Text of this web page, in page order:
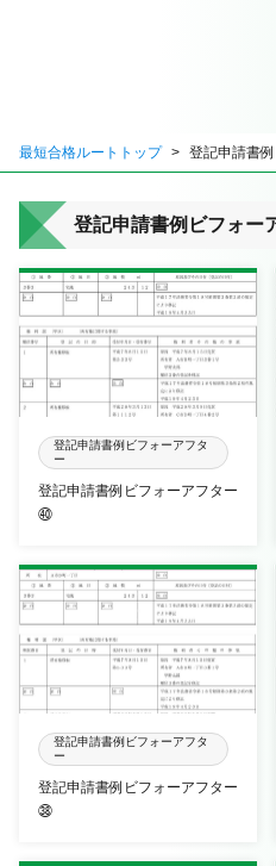
最短合格ルートトップ 登記申請書
登記申請書例ビフォー
登記申請書例ビフォーアフタ
ー
登記申請書例ビフォーアフター
㊵
登記申請書例ビフォーアフタ
ー
登記申請書例ビフォーアフター
㊳